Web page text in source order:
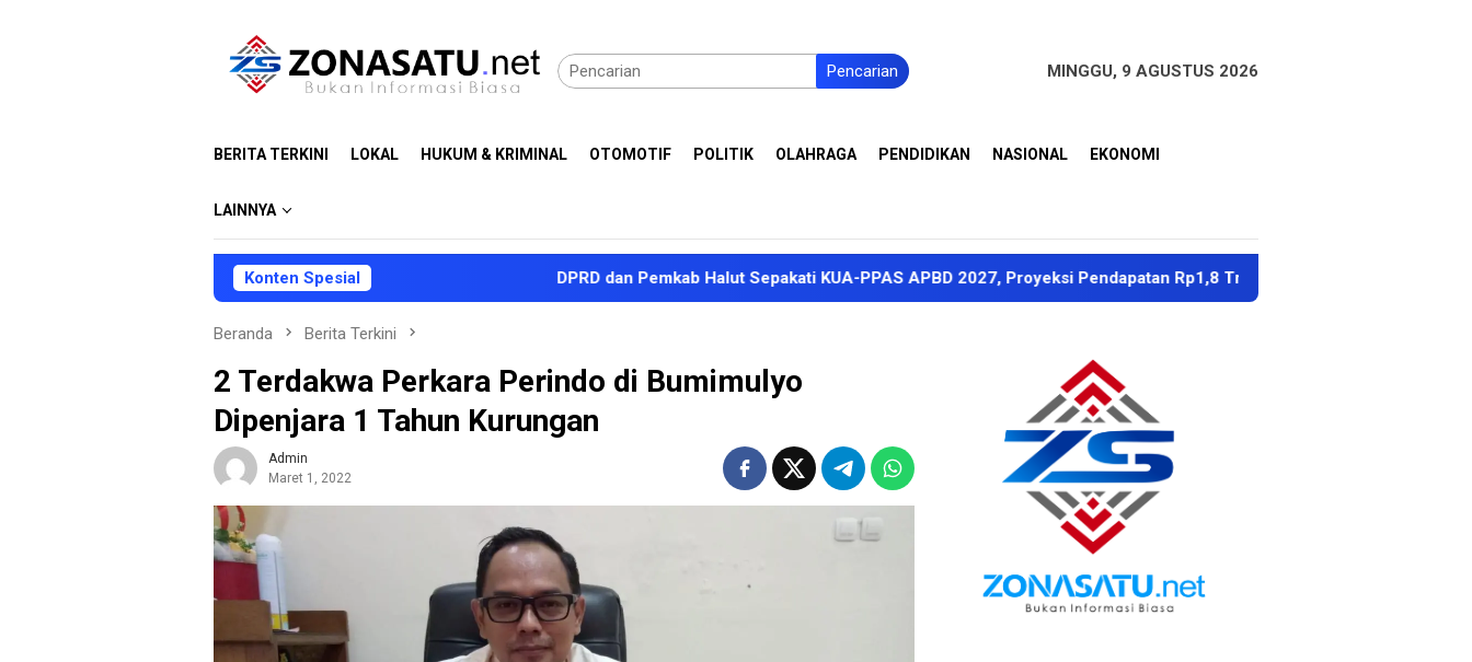
Pencarian MINGGU, 9 AGUSTUS 2026
BERITA TERKINI LOKAL HUKUM & KRIMINAL OTOMOTIF POLITIK OLAHRAGA PENDIDIKAN NASIONAL EKONOMI
LAINNYA
Konten Spesial DPRD dan Pemkab Halut Sepakati KUA-PPAS APBD 2027, Proyeksi Pendapatan Rp1,8 Triliun
Beranda Berita Terkini
2 Terdakwa Perkara Perindo di Bumimulyo
Dipenjara 1 Tahun Kurungan
Admin
Maret 1, 2022